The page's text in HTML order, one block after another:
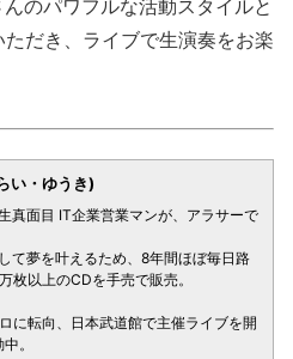
のパワフルな活動スタイルと
だき、ライブで生演奏をお楽
い・ゆうき)
真面目 IT企業営業マンが、アラサーで
て夢を叶えるため、8年間ほぼ毎日路
枚以上のCDを手売で販売。
に転向、日本武道館で主催ライブを開
。